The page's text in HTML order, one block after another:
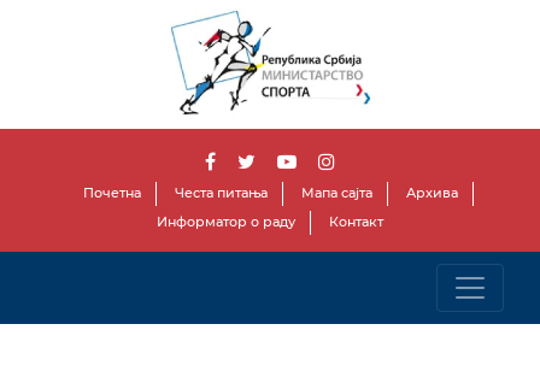
Почетна Честа питања Мапа сајта
Архива
Информатор о раду
Контакт